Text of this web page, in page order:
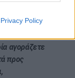
Privacy Policy
κάνουν για
αγοράζετε
προς